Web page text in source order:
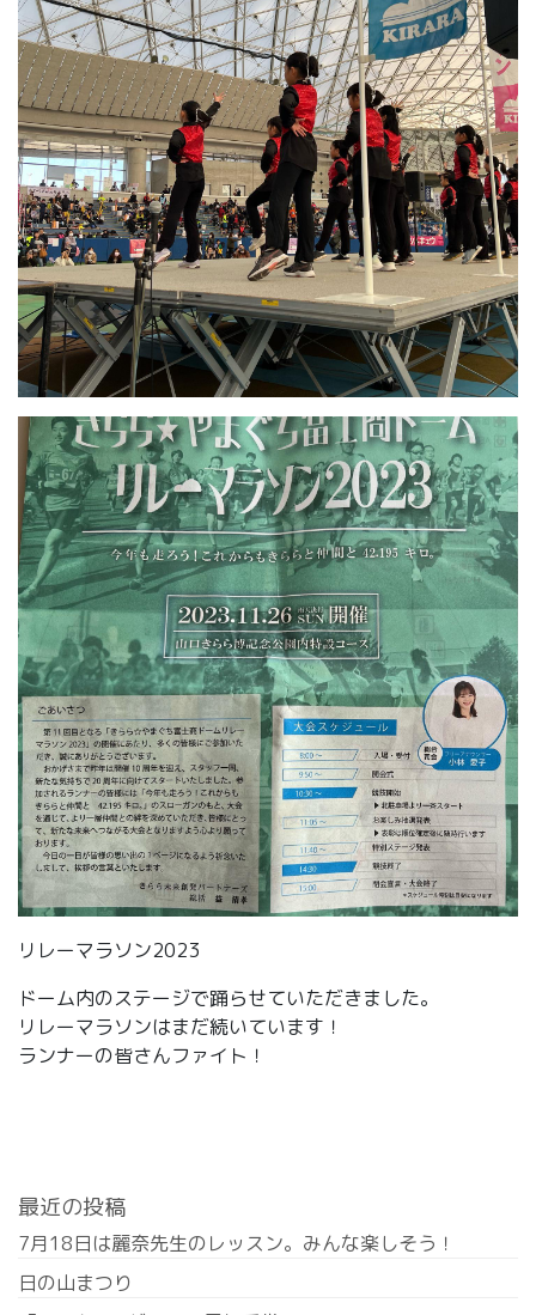
リレーマラソン2023
ドーム内のステージで踊らせていただきました。
リレーマラソンはまだ続いています！
ランナーの皆さんファイト！
最近の投稿
7月18日は麗奈先生のレッスン。みんな楽しそう！
日の山まつり